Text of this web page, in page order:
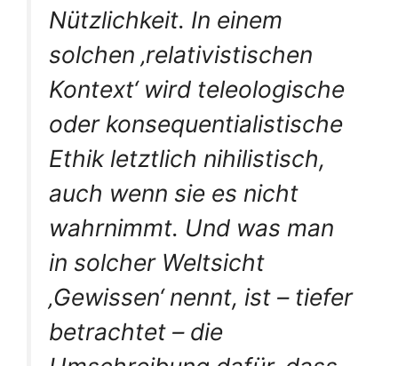
Nützlichkeit. In einem
solchen ‚relativistischen
Kontext‘ wird teleologische
oder konsequentialistische
Ethik letztlich nihilistisch,
auch wenn sie es nicht
wahrnimmt. Und was man
in solcher Weltsicht
‚Gewissen‘ nennt, ist – tiefer
betrachtet – die